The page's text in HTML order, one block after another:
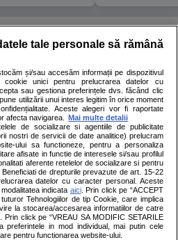
ce
„E mai
15 iul.
tale personale să rămână
și/sau accesăm informații pe dispozitivul
cookie unici pentru prelucrarea datelor cu
sau gestiona preferințele dvs. făcând clic
utilizării unui interes legitim în orice moment
Aceste alegeri vor fi raportate
afecta navigarea.
Mai multe detalii
de socializare si agentiile de publicitate
nostri de servicii de date analitice) prelucram
ului sa functioneze, pentru a personaliza
afisate in functie de interesele si/sau profilul
aferente retelelor de socializare si pentru
de drepturile prevazute de art. 15-22
datelor cu caracter personal. Aceste
indicata aici. Prin click pe “ACCEPT
Tehnologiilor de tip Cookie, care implica
la stocarea/accesarea informatiilor de catre
click pe “VREAU SA MODIFIC SETARILE
preferintele in mod individual, mai putin cele
pentru functionarea website-ului.